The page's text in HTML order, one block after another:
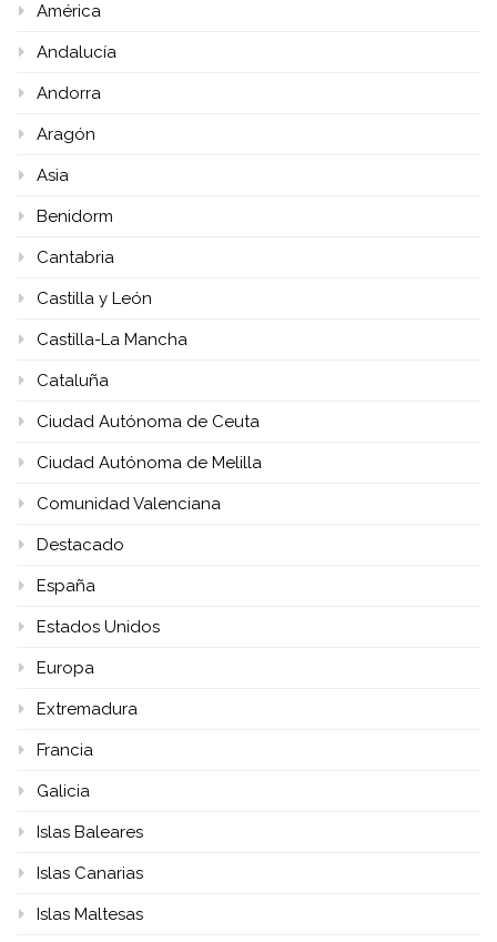
América
Andalucía
Andorra
Aragón
Asia
Benidorm
Cantabria
Castilla y León
Castilla-La Mancha
Cataluña
Ciudad Autónoma de Ceuta
Ciudad Autónoma de Melilla
Comunidad Valenciana
Destacado
España
Estados Unidos
Europa
Extremadura
Francia
Galicia
Islas Baleares
Islas Canarias
Islas Maltesas